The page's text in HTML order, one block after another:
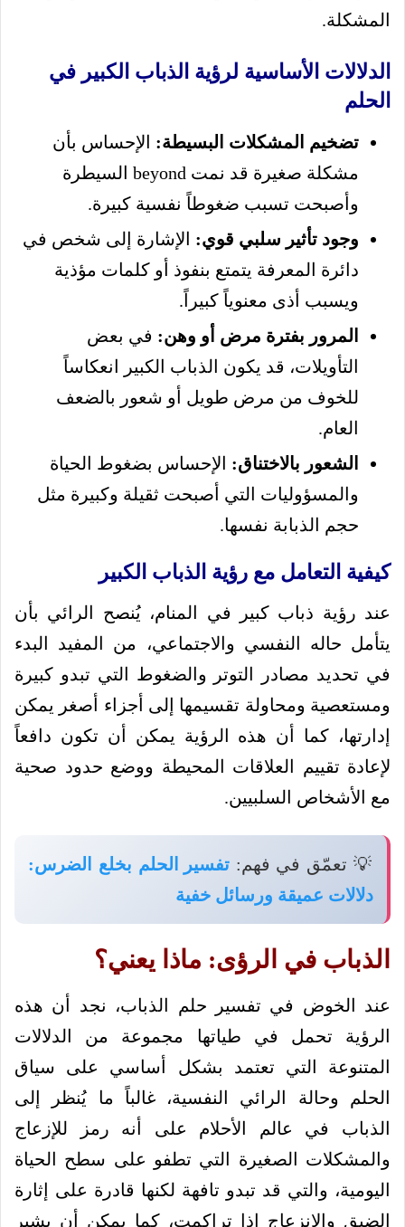
المشكلة.
الدلالات الأساسية لرؤية الذباب الكبير في
الحلم
تضخيم المشكلات البسيطة: الإحساس بأن
مشكلة صغيرة قد نمت beyond السيطرة
وأصبحت تسبب ضغوطاً نفسية كبيرة.
وجود تأثير سلبي قوي: الإشارة إلى شخص في
دائرة المعرفة يتمتع بنفوذ أو كلمات مؤذية
ويسبب أذى معنوياً كبيراً.
المرور بفترة مرض أو وهن: في بعض
التأويلات، قد يكون الذباب الكبير انعكاساً
للخوف من مرض طويل أو شعور بالضعف
العام.
الشعور بالاختناق: الإحساس بضغوط الحياة
والمسؤوليات التي أصبحت ثقيلة وكبيرة مثل
حجم الذبابة نفسها.
كيفية التعامل مع رؤية الذباب الكبير
عند رؤية ذباب كبير في المنام، يُنصح الرائي بأن
يتأمل حاله النفسي والاجتماعي، من المفيد البدء
في تحديد مصادر التوتر والضغوط التي تبدو كبيرة
ومستعصية ومحاولة تقسيمها إلى أجزاء أصغر يمكن
إدارتها، كما أن هذه الرؤية يمكن أن تكون دافعاً
لإعادة تقييم العلاقات المحيطة ووضع حدود صحية
مع الأشخاص السلبيين.
💡 تعمّق في فهم:تفسير الحلم بخلع الضرس:
دلالات عميقة ورسائل خفية
الذباب في الرؤى: ماذا يعني؟
عند الخوض في تفسير حلم الذباب، نجد أن هذه
الرؤية تحمل في طياتها مجموعة من الدلالات
المتنوعة التي تعتمد بشكل أساسي على سياق
الحلم وحالة الرائي النفسية، غالباً ما يُنظر إلى
الذباب في عالم الأحلام على أنه رمز للإزعاج
والمشكلات الصغيرة التي تطفو على سطح الحياة
اليومية، والتي قد تبدو تافهة لكنها قادرة على إثارة
الضيق والانزعاج إذا تراكمت، كما يمكن أن يشير